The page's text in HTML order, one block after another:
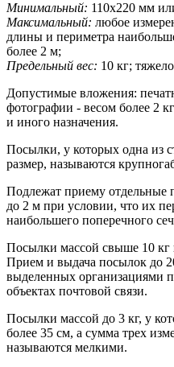
Минимальный: 110х220 мм
Максимальный: любое
длины и периметра
более 2 м;
Предельный вес: 10 кг;
Допустимые вложения:
фотографии - весом более 2
и иного назначения.
Посылки, у которых одна из
размер, называются
Подлежат приему отдельные
до 2 м при условии, что их
наибольшего поперечного
Посылки массой свыше 10 кг
Прием и выдача посылок до
выделенных организациями
объектах почтовой связи.
Посылки массой до 3 кг, у
более 35 см, а сумма трех
называются мелкими.